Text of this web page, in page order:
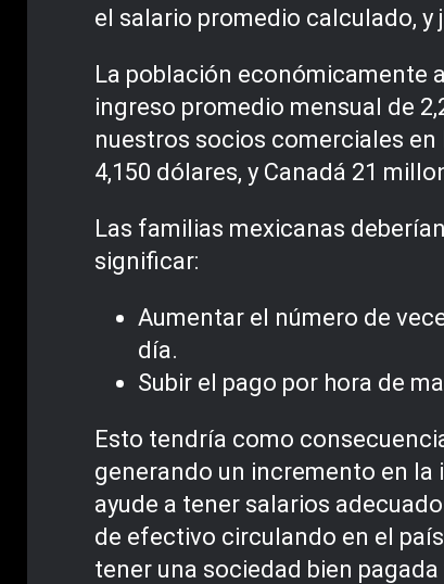
el salario promedio calculado, y
La población económicamente
ingreso promedio mensual de
nuestros socios comerciales en
4,150 dólares, y Canadá 21
Las familias mexicanas
significar:
Aumentar el número de
día.
Subir el pago por hora de
Esto tendría como
generando un incremento en
ayude a tener salarios
de efectivo circulando en el
tener una sociedad bien